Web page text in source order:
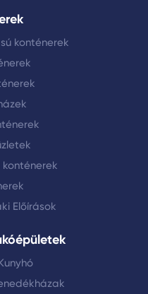
konténerek
konténerek
Előírások